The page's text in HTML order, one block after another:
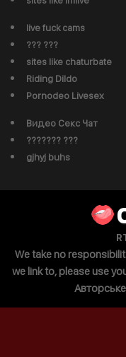
live fuck cams
??? ???
sites like chaturbate
Riding Dildo
Pornodeo Livesex
Видео Секс Чат
??????? ???
gjhyj buhs
We take no
we link to, please use